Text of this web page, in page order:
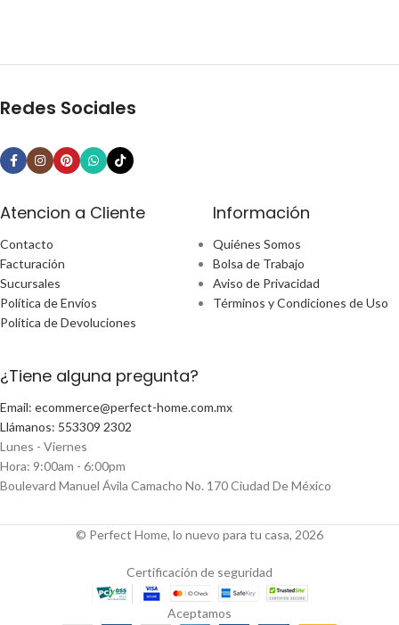
Redes Sociales
Atencion a Cliente
Contacto
Facturación
Sucursales
Política de Envíos
Política de Devoluciones
Información
Quiénes Somos
Bolsa de Trabajo
Aviso de Privacidad
Términos y Condiciones de Uso
¿Tiene alguna pregunta?
Email: ecommerce@perfect-home.com.mx
Llámanos: 553309 2302
Lunes - Viernes
Hora: 9:00am - 6:00pm
Boulevard Manuel Ávila Camacho No. 170 Ciudad De México
© Perfect Home, lo nuevo para tu casa, 2026
Certificación de seguridad
Aceptamos